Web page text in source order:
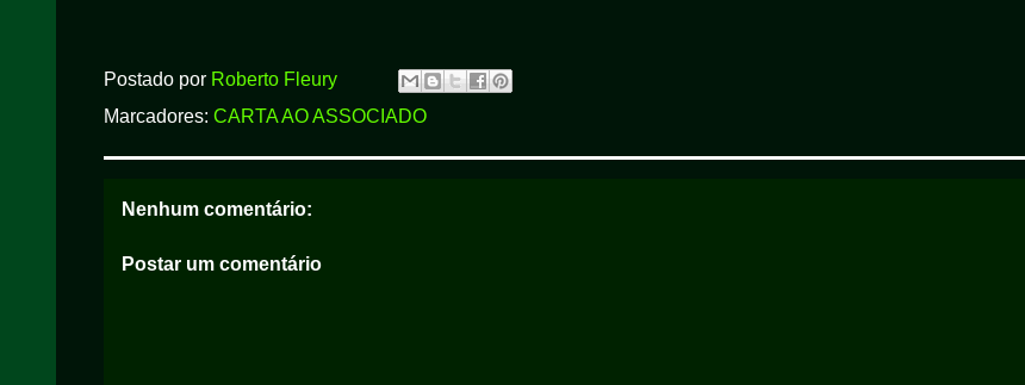
Postado por Roberto Fleury
Marcadores: CARTA AO ASSOCIADO
Nenhum comentário:
Postar um comentário